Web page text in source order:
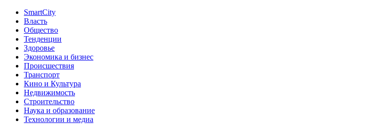
SmartCity
Власть
Общество
Тенденции
Здоровье
Экономика и бизнес
Происшествия
Транспорт
Кино и Культура
Недвижимость
Строительство
Наука и образование
Технологии и медиа